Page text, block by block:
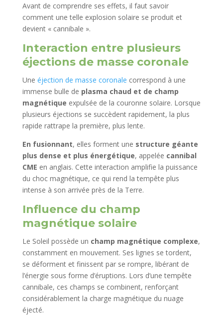
Avant de comprendre ses effets, il faut savoir
comment une telle explosion solaire se produit et
devient « cannibale ».
Interaction entre plusieurs
éjections de masse coronale
Une éjection de masse coronale correspond à une
immense bulle de plasma chaud et de champ
magnétique expulsée de la couronne solaire. Lorsque
plusieurs éjections se succèdent rapidement, la plus
rapide rattrape la première, plus lente.
En fusionnant, elles forment une structure géante
plus dense et plus énergétique, appelée cannibal
CME en anglais. Cette interaction amplifie la puissance
du choc magnétique, ce qui rend la tempête plus
intense à son arrivée près de la Terre.
Influence du champ
magnétique solaire
Le Soleil possède un champ magnétique complexe,
constamment en mouvement. Ses lignes se tordent,
se déforment et finissent par se rompre, libérant de
l’énergie sous forme d’éruptions. Lors d’une tempête
cannibale, ces champs se combinent, renforçant
considérablement la charge magnétique du nuage
éjecté.